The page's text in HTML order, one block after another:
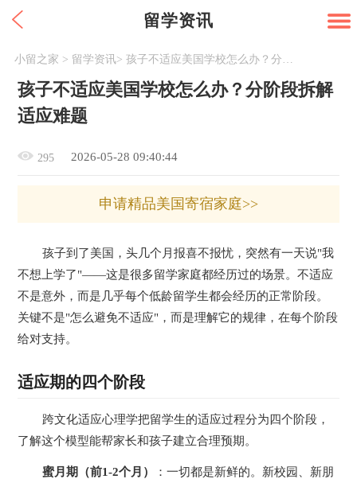
留学资讯
小留之家 > 留学资讯>
孩子不适应美国学校怎么办？分阶段拆解
适应难题
295 2026-05-28 09:40:44
申请精品美国寄宿家庭>>
孩子到了美国，头几个月报喜不报忧，突然有一天说"我
不想上学了"——这是很多留学家庭都经历过的场景。不适应
不是意外，而是几乎每个低龄留学生都会经历的正常阶段。
关键不是"怎么避免不适应"，而是理解它的规律，在每个阶段
给对支持。
适应期的四个阶段
跨文化适应心理学把留学生的适应过程分为四个阶段，
了解这个模型能帮家长和孩子建立合理预期。
蜜月期（前1-2个月）
：一切都是新鲜的。新校园、新朋